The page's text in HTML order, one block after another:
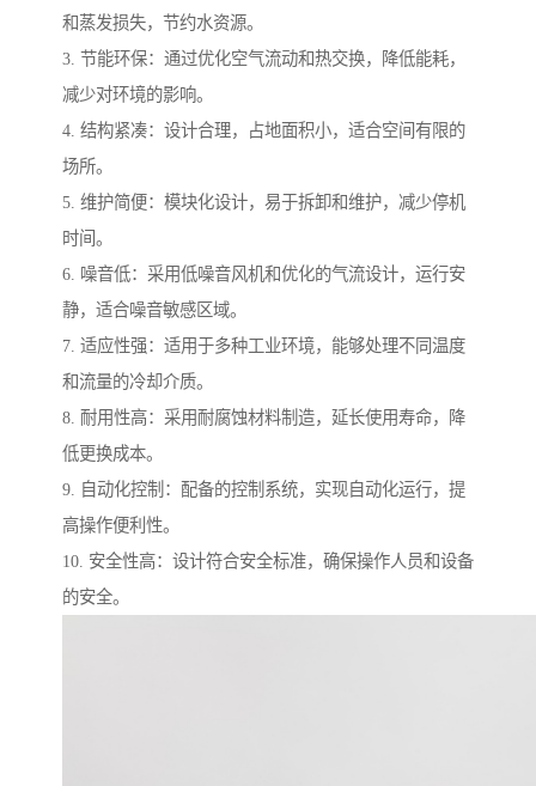
和蒸发损失，节约水资源。
3. 节能环保：通过优化空气流动和热交换，降低能耗，
减少对环境的影响。
4. 结构紧凑：设计合理，占地面积小，适合空间有限的
场所。
5. 维护简便：模块化设计，易于拆卸和维护，减少停机
时间。
6. 噪音低：采用低噪音风机和优化的气流设计，运行安
静，适合噪音敏感区域。
7. 适应性强：适用于多种工业环境，能够处理不同温度
和流量的冷却介质。
8. 耐用性高：采用耐腐蚀材料制造，延长使用寿命，降
低更换成本。
9. 自动化控制：配备的控制系统，实现自动化运行，提
高操作便利性。
10. 安全性高：设计符合安全标准，确保操作人员和设备
的安全。